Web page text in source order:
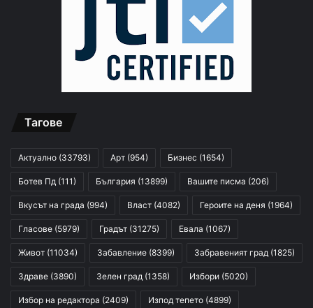
Тагове
Актуално (33793) Арт (954) Бизнес (1654)
Ботев Пд (111) България (13899) Вашите писма (206)
Вкусът на града (994) Власт (4082) Героите на деня (1964)
Гласове (5979) Градът (31275) Евала (1067)
Живот (11034) Забавление (8399) Забравеният град (1825)
Здраве (3890) Зелен град (1358) Избори (5020)
Избор на редактора (2409) Изпод тепето (4899)